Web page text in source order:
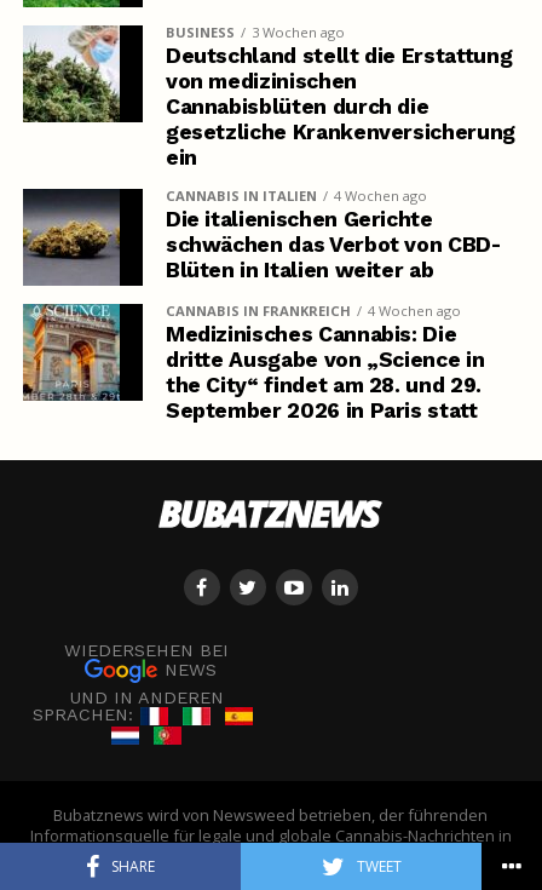
SHARE TWEET
BUSINESS 3 Wochen ago
Deutschland stellt die Erstattung
von medizinischen
Cannabisblüten durch die
gesetzliche Krankenversicherung
ein
CANNABIS IN ITALIEN 4 Wochen ago
Die italienischen Gerichte
schwächen das Verbot von CBD-
Blüten in Italien weiter ab
CANNABIS IN FRANKREICH 4 Wochen ago
Medizinisches Cannabis: Die
dritte Ausgabe von „Science in
the City“ findet am 28. und 29.
September 2026 in Paris statt
WIEDERSEHEN BEI
NEWS
UND IN ANDEREN
SPRACHEN:
Bubatznews wird von Newsweed betrieben, der führenden
Informationsquelle für legale und globale Cannabis-Nachrichten in
Europa. - © Newsweed